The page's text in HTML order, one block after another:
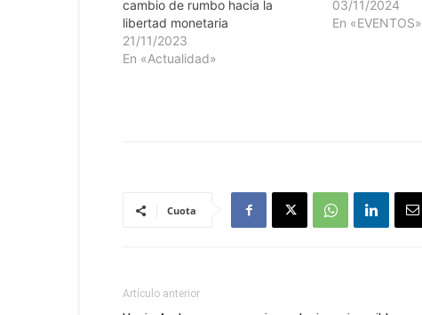
cambio de rumbo hacia la
libertad monetaria
21/11/2023
En «Actualidad»
03/11/2024
En «EVENTOS»
Cuota
Artículo anterior